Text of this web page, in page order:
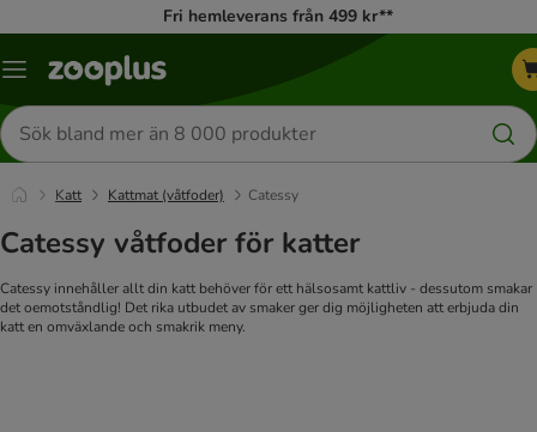
Fri hemleverans från 499 kr**
Katalogmeny
Sök
efter
produkter
Katt Kattmat (våtfoder) Catessy
Catessy våtfoder för katter
Catessy innehåller allt din katt behöver för ett hälsosamt kattliv - dessutom smakar
det oemotståndlig! Det rika utbudet av smaker ger dig möjligheten att erbjuda din
katt en omväxlande och smakrik meny.